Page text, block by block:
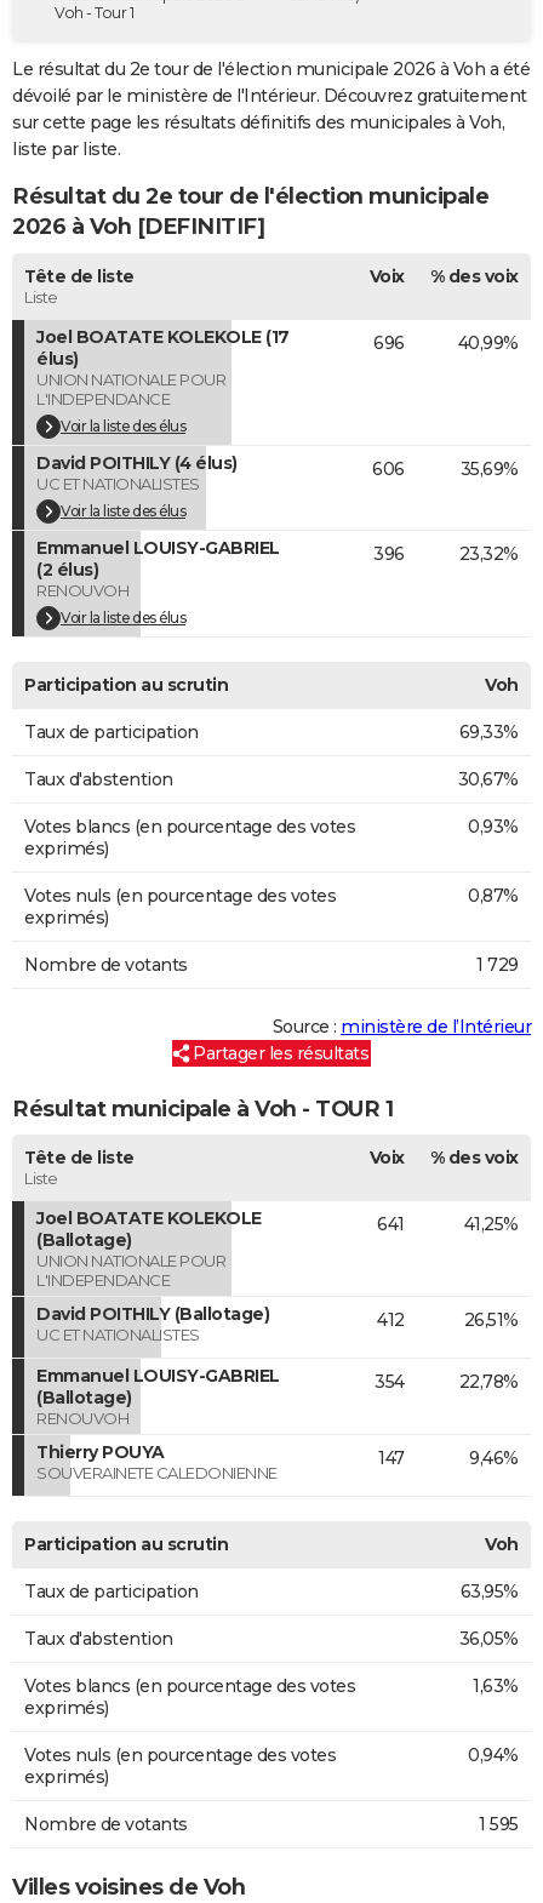
Destinations
City break
Voyage nature
Voyage de noces
Forum
GUIDES D'ACHAT
BONS PLANS
Carte de Noël
Carte Bonne année
Carte Saint-Valentin
Carte Pâques
Carte d'anniversaire
DICTIONNAIRE
Dictionnaire
Biographies
Citations
Expressions
Proverbes
PROGRAMME TV
COPAINS D'AVANT
S'inscrire
Se connecter
Lycées
Collèges
Primaires
Universités
Entreprises
Service militaire
Avis de recherche
AVIS DE DÉCÈS
FORUM
Bricolage
Lifestyle
Culture
Sport
Auto
Television
Voyage
Cinema
Voh - Tour 1
Le résultat du 2e tour de l'élection municipale 2026 à Voh a été
dévoilé par le ministère de l'Intérieur. Découvrez gratuitement
sur cette page les résultats définitifs des municipales à Voh,
liste par liste.
Résultat du 2e tour de l'élection municipale
2026 à Voh [DEFINITIF]
Tête de liste
Liste
Voix % des voix
Joel BOATATE KOLEKOLE (17
élus)
UNION NATIONALE POUR
L'INDEPENDANCE
Voir la liste des élus
696 40,99%
David POITHILY (4 élus)
UC ET NATIONALISTES
Voir la liste des élus
606 35,69%
Emmanuel LOUISY-GABRIEL
(2 élus)
RENOUVOH
Voir la liste des élus
396 23,32%
Participation au scrutin Voh
Taux de participation 69,33%
Taux d'abstention 30,67%
Votes blancs (en pourcentage des votes
exprimés)
0,93%
Votes nuls (en pourcentage des votes
exprimés)
0,87%
Nombre de votants 1 729
Source : ministère de l’Intérieur
Partager les résultats
Résultat municipale à Voh - TOUR 1
Tête de liste
Liste
Voix % des voix
Joel BOATATE KOLEKOLE
(Ballotage)
UNION NATIONALE POUR
L'INDEPENDANCE
641 41,25%
David POITHILY (Ballotage)
UC ET NATIONALISTES
412 26,51%
Emmanuel LOUISY-GABRIEL
(Ballotage)
RENOUVOH
354 22,78%
Thierry POUYA
SOUVERAINETE CALEDONIENNE
147 9,46%
Participation au scrutin Voh
Taux de participation 63,95%
Taux d'abstention 36,05%
Votes blancs (en pourcentage des votes
exprimés)
1,63%
Votes nuls (en pourcentage des votes
exprimés)
0,94%
Nombre de votants 1 595
Villes voisines de Voh